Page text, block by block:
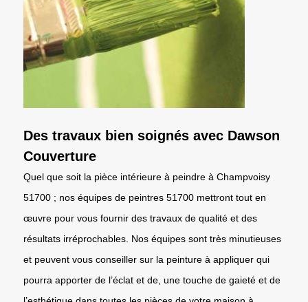
Des travaux bien soignés avec Dawson
Couverture
Quel que soit la pièce intérieure à peindre à Champvoisy
51700 ; nos équipes de peintres 51700 mettront tout en
œuvre pour vous fournir des travaux de qualité et des
résultats irréprochables. Nos équipes sont très minutieuses
et peuvent vous conseiller sur la peinture à appliquer qui
pourra apporter de l’éclat et de, une touche de gaieté et de